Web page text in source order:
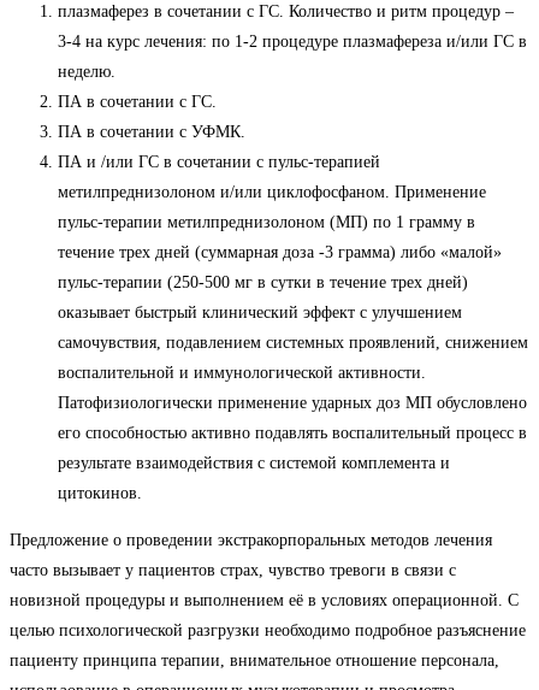
плазмаферез в сочетании с ГС. Количество и ритм процедур –
3-4 на курс лечения: по 1-2 процедуре плазмафереза и/или ГС в
неделю.
ПА в сочетании с ГС.
ПА в сочетании с УФМК.
ПА и /или ГС в сочетании с пульс-терапией
метилпреднизолоном и/или циклофосфаном. Применение
пульс-терапии метилпреднизолоном (МП) по 1 грамму в
течение трех дней (суммарная доза -3 грамма) либо «малой»
пульс-терапии (250-500 мг в сутки в течение трех дней)
оказывает быстрый клинический эффект с улучшением
самочувствия, подавлением системных проявлений, снижением
воспалительной и иммунологической активности.
Патофизиологически применение ударных доз МП обусловлено
его способностью активно подавлять воспалительный процесс в
результате взаимодействия с системой комплемента и
цитокинов.
Предложение о проведении экстракорпоральных методов лечения
часто вызывает у пациентов страх, чувство тревоги в связи с
новизной процедуры и выполнением её в условиях операционной. С
целью психологической разгрузки необходимо подробное разъяснение
пациенту принципа терапии, внимательное отношение персонала,